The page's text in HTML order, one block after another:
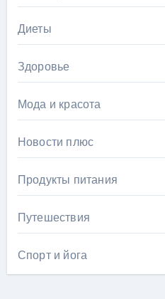
Диеты
Здоровье
Мода и красота
Новости плюс
Продукты питания
Путешествия
Спорт и йога